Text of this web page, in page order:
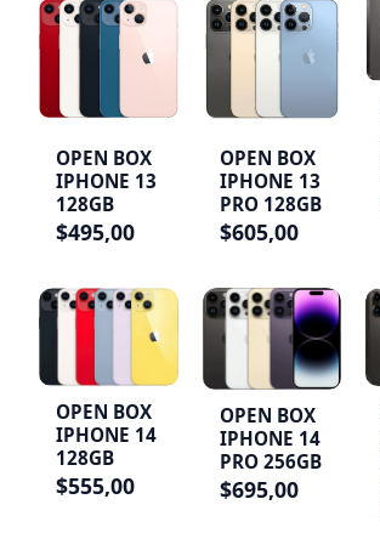
OPEN BOX
IPHONE 13
128GB
$495,00
OPEN BOX
IPHONE 13
PRO 128GB
$605,00
OPEN BOX
IPHONE 14
128GB
$555,00
OPEN BOX
IPHONE 14
PRO 256GB
$695,00